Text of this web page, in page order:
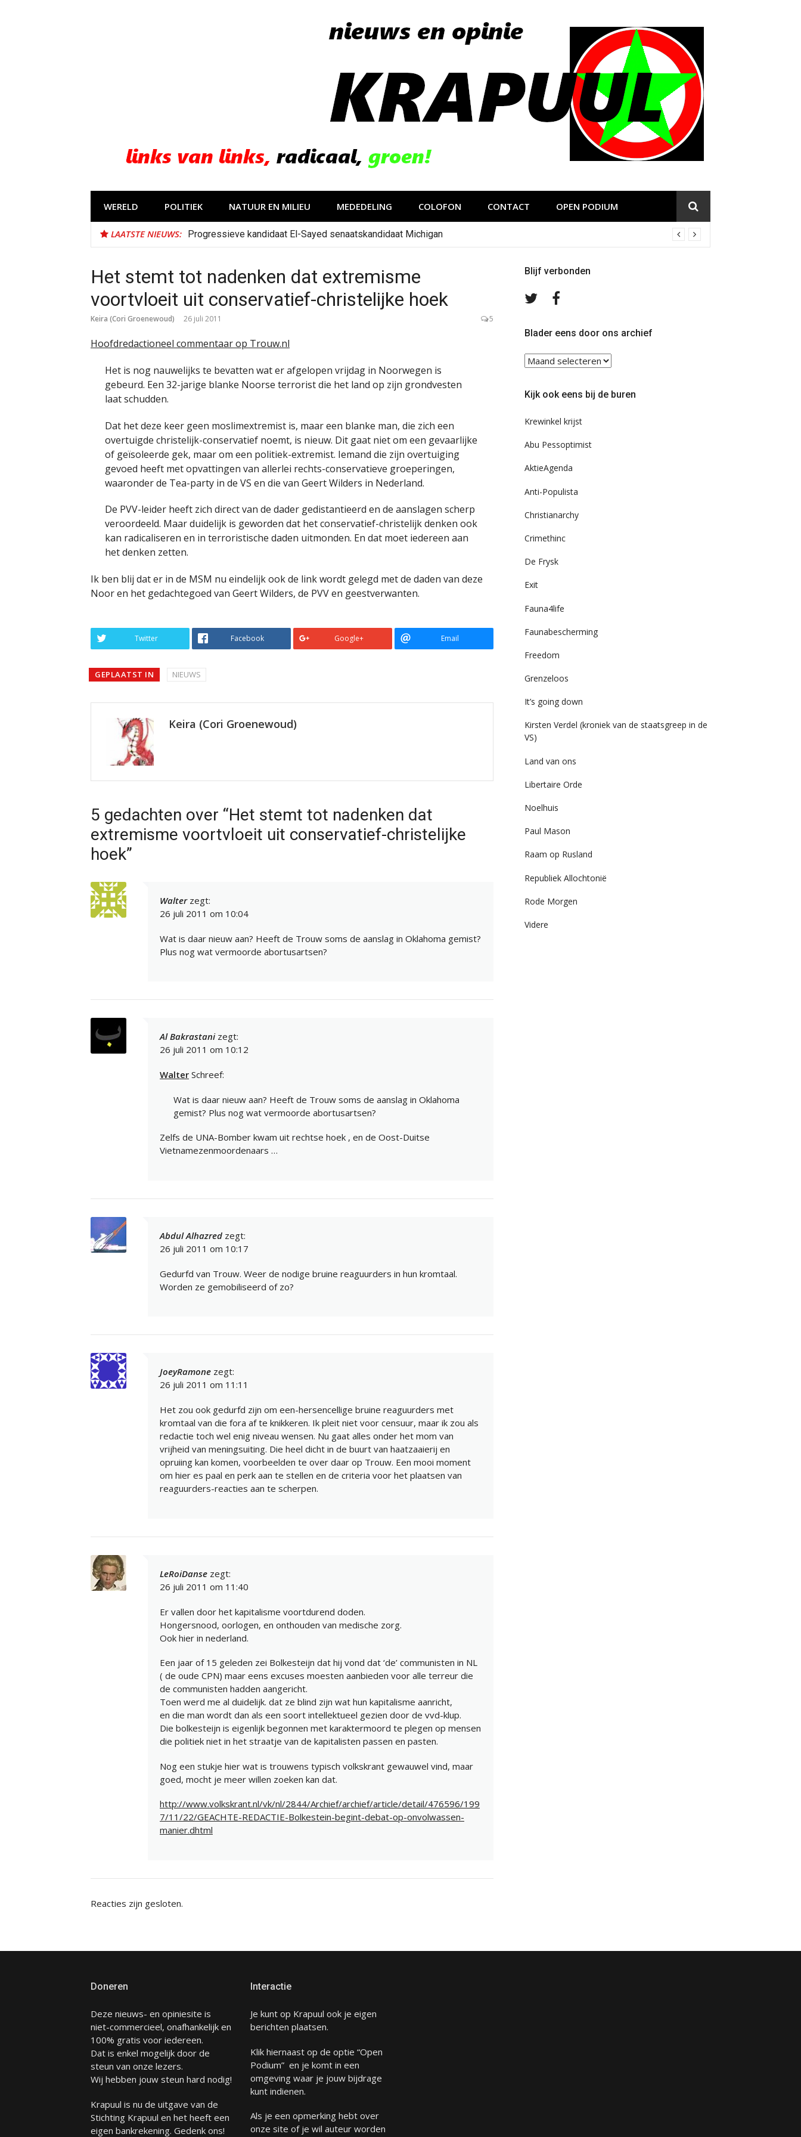
WERELD POLITIEK NATUUR EN MILIEU MEDEDELING COLOFON CONTACT OPEN PODIUM
LAATSTE NIEUWS: Progressieve kandidaat El-Sayed senaatskandidaat Michigan
Het stemt tot nadenken dat extremisme
voortvloeit uit conservatief-christelijke hoek
Keira (Cori Groenewoud) 26 juli 2011 5
Hoofdredactioneel commentaar op Trouw.nl
Het is nog nauwelijks te bevatten wat er afgelopen vrijdag in Noorwegen is
gebeurd. Een 32-jarige blanke Noorse terrorist die het land op zijn grondvesten
laat schudden.
Dat het deze keer geen moslimextremist is, maar een blanke man, die zich een
overtuigde christelijk-conservatief noemt, is nieuw. Dit gaat niet om een gevaarlijke
of geïsoleerde gek, maar om een politiek-extremist. Iemand die zijn overtuiging
gevoed heeft met opvattingen van allerlei rechts-conservatieve groeperingen,
waaronder de Tea-party in de VS en die van Geert Wilders in Nederland.
De PVV-leider heeft zich direct van de dader gedistantieerd en de aanslagen scherp
veroordeeld. Maar duidelijk is geworden dat het conservatief-christelijk denken ook
kan radicaliseren en in terroristische daden uitmonden. En dat moet iedereen aan
het denken zetten.
Ik ben blij dat er in de MSM nu eindelijk ook de link wordt gelegd met de daden van deze
Noor en het gedachtegoed van Geert Wilders, de PVV en geestverwanten.
Twitter Facebook Google+ Email
GEPLAATST IN NIEUWS
Keira (Cori Groenewoud)
5 gedachten over “Het stemt tot nadenken dat
extremisme voortvloeit uit conservatief-christelijke
hoek”
Walter zegt:
26 juli 2011 om 10:04
Wat is daar nieuw aan? Heeft de Trouw soms de aanslag in Oklahoma gemist?
Plus nog wat vermoorde abortusartsen?
Al Bakrastani zegt:
26 juli 2011 om 10:12
Walter Schreef:
Wat is daar nieuw aan? Heeft de Trouw soms de aanslag in Oklahoma
gemist? Plus nog wat vermoorde abortusartsen?
Zelfs de UNA-Bomber kwam uit rechtse hoek , en de Oost-Duitse
Vietnamezenmoordenaars …
Abdul Alhazred zegt:
26 juli 2011 om 10:17
Gedurfd van Trouw. Weer de nodige bruine reaguurders in hun kromtaal.
Worden ze gemobiliseerd of zo?
JoeyRamone zegt:
26 juli 2011 om 11:11
Het zou ook gedurfd zijn om een-hersencellige bruine reaguurders met
kromtaal van die fora af te knikkeren. Ik pleit niet voor censuur, maar ik zou als
redactie toch wel enig niveau wensen. Nu gaat alles onder het mom van
vrijheid van meningsuiting. Die heel dicht in de buurt van haatzaaierij en
opruiing kan komen, voorbeelden te over daar op Trouw. Een mooi moment
om hier es paal en perk aan te stellen en de criteria voor het plaatsen van
reaguurders-reacties aan te scherpen.
LeRoiDanse zegt:
26 juli 2011 om 11:40
Er vallen door het kapitalisme voortdurend doden.
Hongersnood, oorlogen, en onthouden van medische zorg.
Ook hier in nederland.
Een jaar of 15 geleden zei Bolkesteijn dat hij vond dat ‘de’ communisten in NL
( de oude CPN) maar eens excuses moesten aanbieden voor alle terreur die
de communisten hadden aangericht.
Toen werd me al duidelijk. dat ze blind zijn wat hun kapitalisme aanricht,
en die man wordt dan als een soort intellektueel gezien door de vvd-klup.
Die bolkesteijn is eigenlijk begonnen met karaktermoord te plegen op mensen
die politiek niet in het straatje van de kapitalisten passen en pasten.
Nog een stukje hier wat is trouwens typisch volkskrant gewauwel vind, maar
goed, mocht je meer willen zoeken kan dat.
http://www.volkskrant.nl/vk/nl/2844/Archief/archief/article/detail/476596/199
7/11/22/GEACHTE-REDACTIE-Bolkestein-begint-debat-op-onvolwassen-
manier.dhtml
Reacties zijn gesloten.
Blijf verbonden
Volg
TwitterFacebook
Blader eens door ons archief
Blader
eens
ons
Kijk ook eens bij de buren
Krewinkel krijst
Abu Pessoptimist
AktieAgenda
Anti-Populista
Christianarchy
Crimethinc
De Frysk
Exit
Fauna4life
Faunabescherming
Freedom
Grenzeloos
It’s going down
Kirsten Verdel (kroniek van de staatsgreep in de
VS)
Land van ons
Libertaire Orde
Noelhuis
Paul Mason
Raam op Rusland
Republiek Allochtonië
Rode Morgen
Videre
Doneren
Deze nieuws- en opiniesite is
niet-commercieel, onafhankelijk en
100% gratis voor iedereen.
Dat is enkel mogelijk door de
steun van onze lezers.
Wij hebben jouw steun hard nodig!
Krapuul is nu de uitgave van de
Stichting Krapuul en het heeft een
eigen bankrekening. Gedenk ons!
Interactie
Je kunt op Krapuul ook je eigen
berichten plaatsen.
Klik hiernaast op de optie “Open
Podium” en je komt in een
omgeving waar je jouw bijdrage
kunt indienen.
Als je een opmerking hebt over
onze site of je wil auteur worden